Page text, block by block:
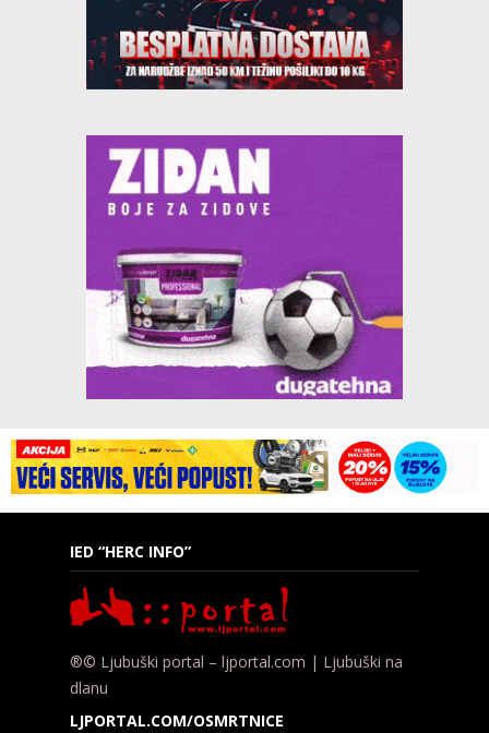
IED “HERC INFO”
®© Ljubuški portal – ljportal.com | Ljubuški na
dlanu
LJPORTAL.COM/OSMRTNICE